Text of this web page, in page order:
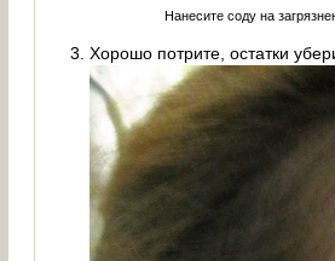
Нанесите соду на
Хорошо потрите, остатки